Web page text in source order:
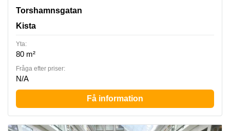
Torshamnsgatan 35, Kista
Torshamnsgatan
Kista
Yta:
80 m²
Fråga efter priser:
N/A
Få information